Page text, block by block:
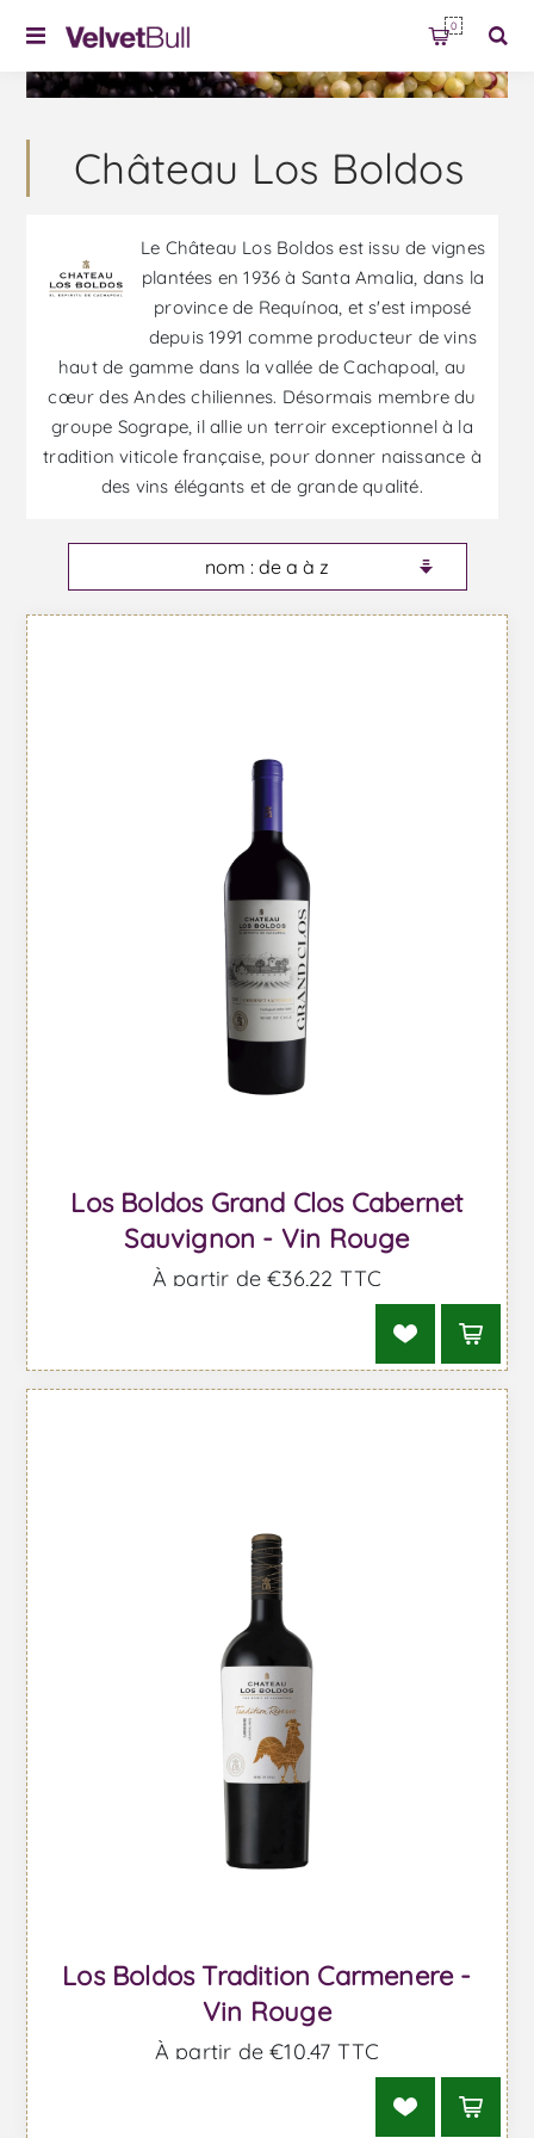
0
Château Los Boldos
Le Château Los Boldos est issu de vignes
plantées en 1936 à Santa Amalia, dans la
province de Requínoa, et s'est imposé
depuis 1991 comme producteur de vins
haut de gamme dans la vallée de Cachapoal, au
cœur des Andes chiliennes. Désormais membre du
groupe Sogrape, il allie un terroir exceptionnel à la
tradition viticole française, pour donner naissance à
des vins élégants et de grande qualité.
Los Boldos Grand Clos Cabernet
Sauvignon - Vin Rouge
À partir de €36,22 TTC
Los Boldos Tradition Carmenere -
Vin Rouge
À partir de €10,47 TTC